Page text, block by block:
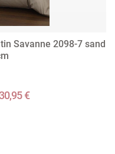
Savanne 2098-7 sand
30,95 €